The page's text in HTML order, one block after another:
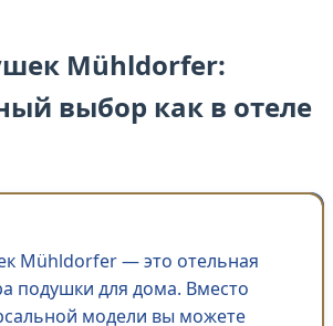
Mühldorfer:
выбор как в отеле
Mühldorfer — это отельная
подушки для дома. Вместо
модели вы можете